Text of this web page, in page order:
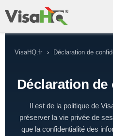
VisaHQ.fr › Déclaration de
Déclaration
Il est de la politique de
préserver la vie privée de
que la confidentialité des